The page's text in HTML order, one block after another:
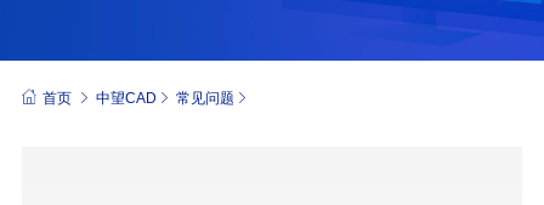
首页 中望CAD 常见问题